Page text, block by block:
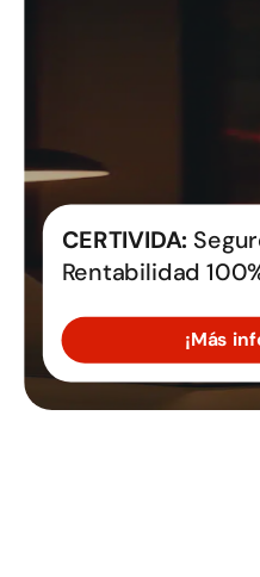
CERTIVIDA:
Rentabilidad
¡Más